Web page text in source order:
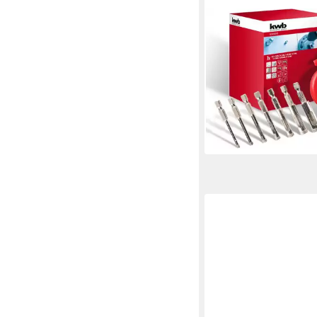
KWB
Lochsäge Diamant
tlg, 8-tlg. Diamant-
4, 5, 6, 7, 8, 10 und
lieferbar - in 4-5